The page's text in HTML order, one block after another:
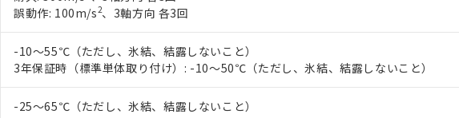
誤動作: 100m/s2、3軸方向 各3回
-10～55℃（ただし、氷結、結露しないこと）
3年保証時（標準単体取り付け）: -10～50℃（ただし、氷結、結露しないこと）
-25～65℃（ただし、氷結、結露しないこと）